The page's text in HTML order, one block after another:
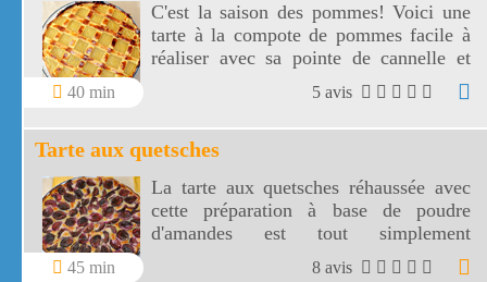
40 min
C'est la saison des pommes! Voici une
tarte à la compote de pommes facile à
réaliser avec sa pointe de cannelle et
belle à regarder avec ses croisillons!
5 avis
Tarte aux quetsches
45 min
La tarte aux quetsches réhaussée avec
cette préparation à base de poudre
d'amandes est tout simplement
8 avis